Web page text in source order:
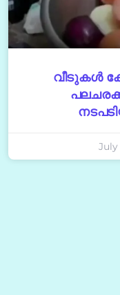
വീടുകൾ
July